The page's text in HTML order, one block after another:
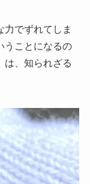
でずれてしま
うことになるの
は、知られざる